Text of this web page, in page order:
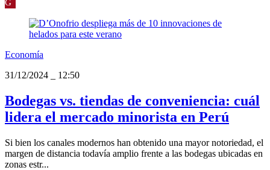
G
Economía
31/12/2024
12:50
Bodegas vs. tiendas de conveniencia: cuál
lidera el mercado minorista en Perú
Si bien los canales modernos han obtenido una mayor notoriedad, el
margen de distancia todavía amplio frente a las bodegas ubicadas en
zonas estr...